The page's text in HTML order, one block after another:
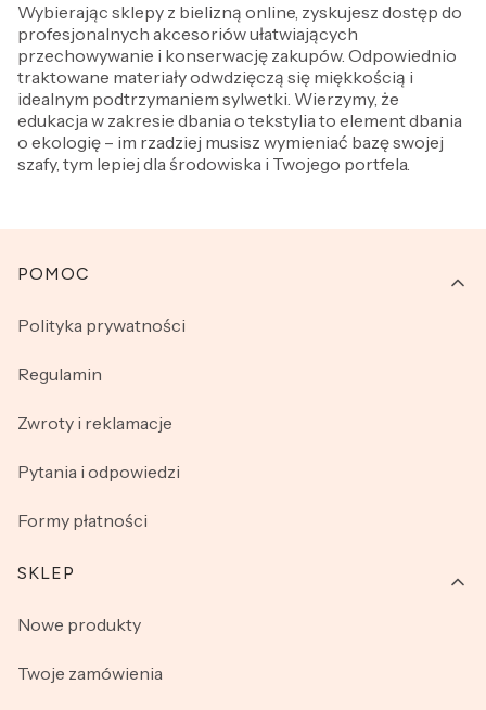
Wybierając sklepy z bielizną online, zyskujesz dostęp do
profesjonalnych akcesoriów ułatwiających
przechowywanie i konserwację zakupów. Odpowiednio
traktowane materiały odwdzięczą się miękkością i
idealnym podtrzymaniem sylwetki. Wierzymy, że
edukacja w zakresie dbania o tekstylia to element dbania
o ekologię – im rzadziej musisz wymieniać bazę swojej
szafy, tym lepiej dla środowiska i Twojego portfela.
Linki w stopce
POMOC
Polityka prywatności
Regulamin
Zwroty i reklamacje
Pytania i odpowiedzi
Formy płatności
SKLEP
Nowe produkty
Twoje zamówienia